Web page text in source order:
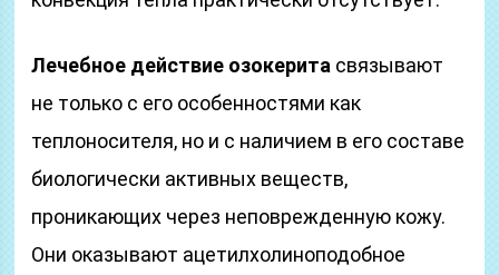
Лечебное действие озокерита связывают
не только с его особенностями как
теплоносителя, но и с наличием в его составе
биологически активных веществ,
проникающих через неповрежденную кожу.
Они оказывают ацетилхолиноподобное